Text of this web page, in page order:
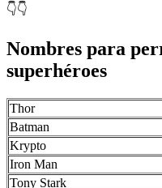
👇👇
Nombres para
superhéroes
Thor
Batman
Krypto
Iron Man
Tony Stark